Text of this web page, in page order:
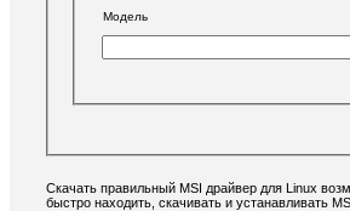
Модель
Скачать правильный MSI драйвер для Linux
быстро находить, скачивать и устанавливать